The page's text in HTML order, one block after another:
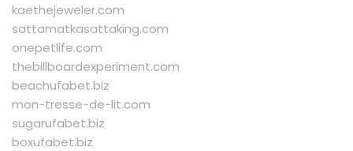
kaethejeweler.com
sattamatkasattaking.com
onepetlife.com
thebillboardexperiment.com
beachufabet.biz
mon-tresse-de-lit.com
sugarufabet.biz
boxufabet.biz